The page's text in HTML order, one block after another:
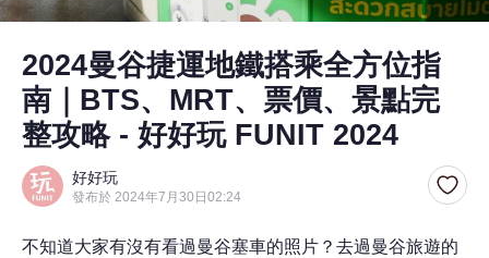
2024曼谷捷運地鐵搭乘全方位指
南｜BTS、MRT、票價、景點完
整攻略 - 好好玩 FUNIT 2024
好好玩
發布於 2024年7月30日02:24
不知道大家有沒有看過曼谷塞車的照片？去過曼谷旅遊的